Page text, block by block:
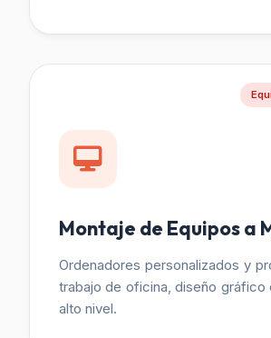
Montaje de Equipos a
Ordenadores personalizados y
trabajo de oficina, diseño gráfico
alto nivel.